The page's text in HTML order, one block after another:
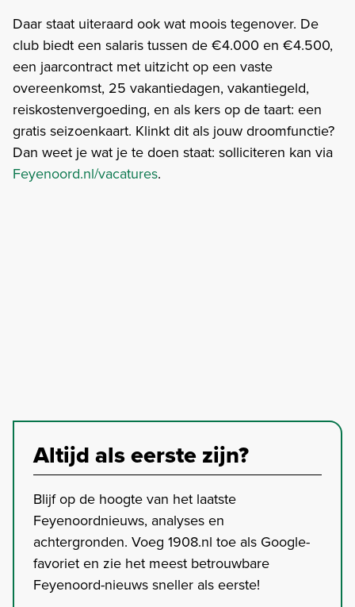
Daar staat uiteraard ook wat moois tegenover. De
club biedt een salaris tussen de €4.000 en €4.500,
een jaarcontract met uitzicht op een vaste
overeenkomst, 25 vakantiedagen, vakantiegeld,
reiskostenvergoeding, en als kers op de taart: een
gratis seizoenkaart. Klinkt dit als jouw droomfunctie?
Dan weet je wat je te doen staat: solliciteren kan via
Feyenoord.nl/vacatures.
Altijd als eerste zijn?
Blijf op de hoogte van het laatste
Feyenoordnieuws, analyses en
achtergronden. Voeg 1908.nl toe als Google-
favoriet en zie het meest betrouwbare
Feyenoord-nieuws sneller als eerste!